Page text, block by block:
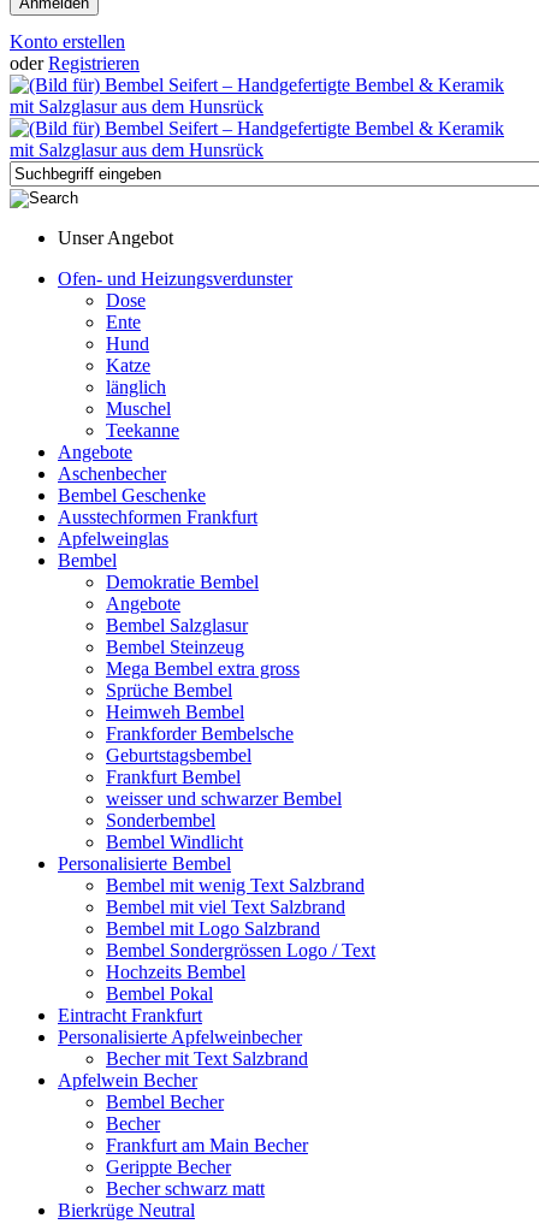
Konto erstellen
oder Registrieren
Unser Angebot
Ofen- und Heizungsverdunster
Dose
Ente
Hund
Katze
länglich
Muschel
Teekanne
Angebote
Aschenbecher
Bembel Geschenke
Ausstechformen Frankfurt
Apfelweinglas
Bembel
Demokratie Bembel
Angebote
Bembel Salzglasur
Bembel Steinzeug
Mega Bembel extra gross
Sprüche Bembel
Heimweh Bembel
Frankforder Bembelsche
Geburtstagsbembel
Frankfurt Bembel
weisser und schwarzer Bembel
Sonderbembel
Bembel Windlicht
Personalisierte Bembel
Bembel mit wenig Text Salzbrand
Bembel mit viel Text Salzbrand
Bembel mit Logo Salzbrand
Bembel Sondergrössen Logo / Text
Hochzeits Bembel
Bembel Pokal
Eintracht Frankfurt
Personalisierte Apfelweinbecher
Becher mit Text Salzbrand
Apfelwein Becher
Bembel Becher
Becher
Frankfurt am Main Becher
Gerippte Becher
Becher schwarz matt
Bierkrüge Neutral